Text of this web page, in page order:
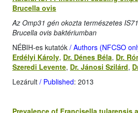
Brucella ovis
Az Omp31 gén okozta természetes
Brucella ovis baktériumban
NÉBIH-es kutatók / Authors (NFCSO
Erdélyi Károly, Dr. Dénes Béla, Dr.
Szeredi Levente, Dr. Jánosi Szilárd,
Lezárult / Published: 2013